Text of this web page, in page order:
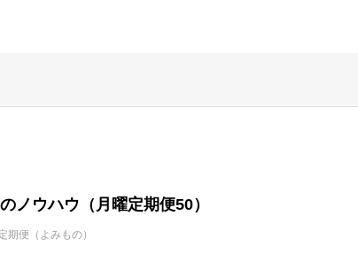
ノウハウ（月曜定期便50）
期便（よみもの）